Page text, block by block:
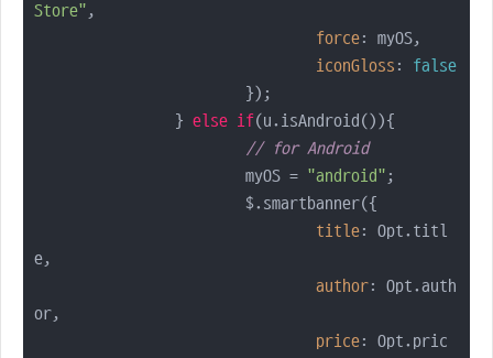
Store" ,
force: myOS,
iconGloss : false
		}
else if(u.isAndroid()){
// for Android
			myOS =
"android" ;
title: Opt.titl
e,
author: Opt.auth
or,
price: Opt.pric